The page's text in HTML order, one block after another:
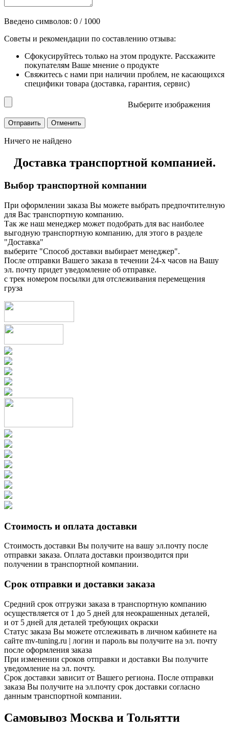
Введено символов: 0 / 1000
Советы и рекомендации по составлению отзыва:
Сфокусируйтесь только на этом продукте. Расскажите
покупателям Ваше мнение о продукте
Свяжитесь с нами при наличии проблем, не касающихся
специфики товара (доставка, гарантия, сервис)
Выберите изображения
Ничего не найдено
Доставка транспортной компанией.
Выбор транспортной компании
При оформлении заказа Вы можете выбрать предпочтителную
для Вас транспортную компанию.
Так же наш менеджер может подобрать для вас наиболее
выгодную транспортную компанию, для этого в разделе
"Доставка"
выберите "Способ доставки выбирает менеджер".
После отправки Вашего заказа в течении 24-х часов на Вашу
эл. почту придет уведомление об отправке.
с трек номером посылки для отслеживания перемещения
груза
Стоимость и оплата доставки
Стоимость доставки Вы получите на вашу эл.почту после
отправки заказа. Оплата доставки производится при
получении в транспортной компании.
Срок отправки и доставки заказа
Средний срок отгрузки заказа в транспортную компанию
осуществляется от 1 до 5 дней для неокрашенных деталей,
и от 5 дней для деталей требующих окраски
Статус заказа Вы можете отслеживать в личном кабинете на
сайте mv-tuning.ru | логин и пароль вы получите на эл. почту
после оформления заказа
При изменении сроков отправки и доставки Вы получите
уведомление на эл. почту.
Срок доставки зависит от Вашего региона. После отправки
заказа Вы получите на эл.почту срок доставки согласно
данным транспортной компании.
Самовывоз Москва и Тольятти